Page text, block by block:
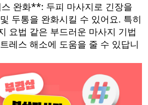
완화**: 두피 마사지로 긴장을
두통을 완화시킬 수 있어요. 특히
요법 같은 부드러운 마사지 기법
레스 해소에 도움을 줄 수 있답니